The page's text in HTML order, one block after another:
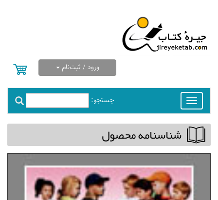
ورود / ثبت‌نام
جستجو:
Toggle
navigation
شناسنامه محصول